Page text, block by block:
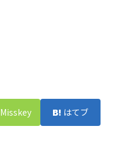
Misskey はてブ